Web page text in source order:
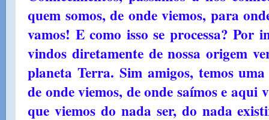
quem somos, de onde viemos, para
vamos! E como isso se processa? Por
vindos diretamente de nossa origem
planeta Terra. Sim amigos, temos
de onde viemos, de onde saímos e aqui
que viemos do nada ser, do nada